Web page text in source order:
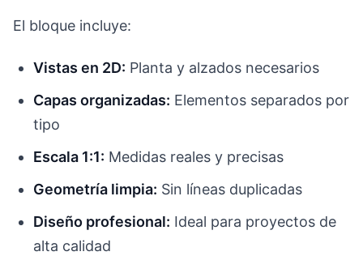
El bloque incluye:
Vistas en 2D: Planta y alzados necesarios
Capas organizadas: Elementos separados por
tipo
Escala 1:1: Medidas reales y precisas
Geometría limpia: Sin líneas duplicadas
Diseño profesional: Ideal para proyectos de
alta calidad